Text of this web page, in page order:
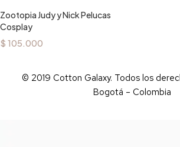
Zootopia Judy y Nick Pelucas
Cosplay
$ 105.000
© 2019 Cotton Galaxy. Todos los
Bogotá – Colombia